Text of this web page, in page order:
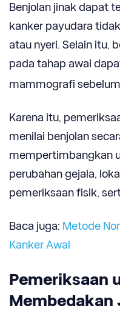
Benjolan jinak dapat
kanker payudara
atau nyeri. Selain itu,
pada tahap awal
mammografi
Karena itu,
menilai benjolan
mempertimbangkan
perubahan gejala,
pemeriksaan fisik,
Baca juga: Metode
Kanker Awal
Pemeriksaan
Membedakan